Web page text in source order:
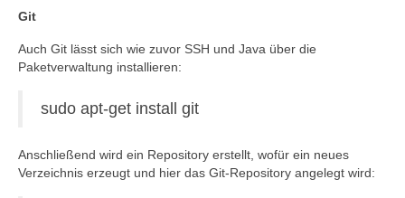
Git
Auch Git lässt sich wie zuvor SSH und Java über die
Paketverwaltung installieren:
sudo apt-get install git
Anschließend wird ein Repository erstellt, wofür ein neues
Verzeichnis erzeugt und hier das Git-Repository angelegt wird: